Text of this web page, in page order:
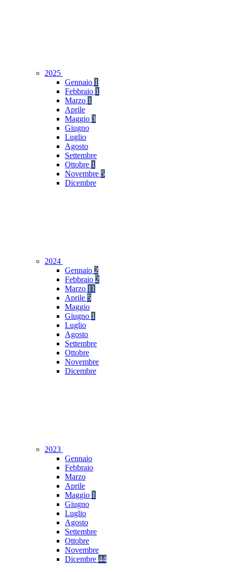
2025
Gennaio 1
Febbraio 1
Marzo 1
Aprile
Maggio 3
Giugno
Luglio
Agosto
Settembre
Ottobre 1
Novembre 5
Dicembre
2024
Gennaio 2
Febbraio 2
Marzo 11
Aprile 5
Maggio
Giugno 1
Luglio
Agosto
Settembre
Ottobre
Novembre
Dicembre
2023
Gennaio
Febbraio
Marzo
Aprile
Maggio 1
Giugno
Luglio
Agosto
Settembre
Ottobre
Novembre
Dicembre 44